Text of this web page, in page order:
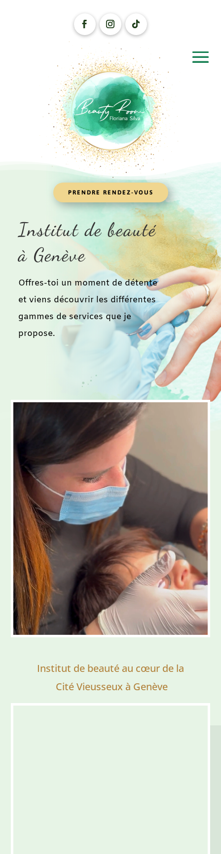
PRENDRE RENDEZ-VOUS
Institut de beauté
à Genève
Offres-toi un moment de détente
et viens découvrir les différentes
gammes de services que je
propose.
Lecteur
vidéo
Institut de beauté au cœur de la
Cité Vieusseux à Genève